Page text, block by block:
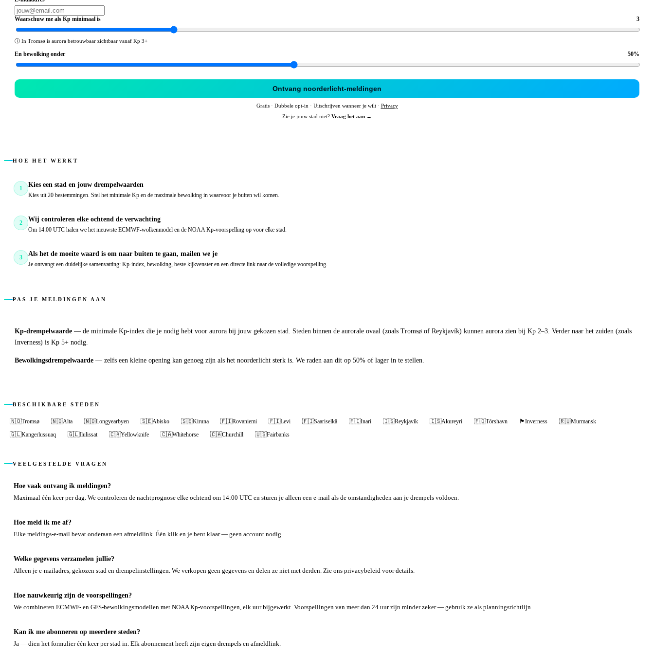
Waarschuw me als Kp minimaal is 3
ⓘ In Tromsø is aurora betrouwbaar zichtbaar vanaf Kp 3+
En bewolking onder 50%
Ontvang noorderlicht-meldingen
Gratis · Dubbele opt-in · Uitschrijven wanneer je wilt · Privacy
Zie je jouw stad niet? Vraag het aan →
HOE HET WERKT
1 Kies een stad en jouw drempelwaarden
Kies uit 20 bestemmingen. Stel het minimale Kp en de maximale bewolking in waarvoor je buiten wil komen.
2 Wij controleren elke ochtend de verwachting
Om 14:00 UTC halen we het nieuwste ECMWF-wolkenmodel en de NOAA Kp-voorspelling op voor elke stad.
3 Als het de moeite waard is om naar buiten te gaan, mailen we je
Je ontvangt een duidelijke samenvatting: Kp-index, bewolking, beste kijkvenster en een directe link naar de volledige voorspelling.
PAS JE MELDINGEN AAN
Kp-drempelwaarde — de minimale Kp-index die je nodig hebt voor aurora bij jouw gekozen stad. Steden binnen de aurorale ovaal (zoals Tromsø of Reykjavík) kunnen aurora zien bij Kp 2–3. Verder naar het zuiden (zoals
Inverness) is Kp 5+ nodig.
Bewolkingsdrempelwaarde — zelfs een kleine opening kan genoeg zijn als het noorderlicht sterk is. We raden aan dit op 50% of lager in te stellen.
BESCHIKBARE STEDEN
🇳🇴Tromsø 🇳🇴Alta 🇳🇴Longyearbyen 🇸🇪Abisko 🇸🇪Kiruna 🇫🇮Rovaniemi 🇫🇮Levi 🇫🇮Saariselkä 🇫🇮Inari 🇮🇸Reykjavík 🇮🇸Akureyri 🇫🇴Tórshavn 🏴󠁧󠁢󠁳󠁣󠁴󠁿Inverness 🇷🇺Murmansk
🇬🇱Kangerlussuaq 🇬🇱Ilulissat 🇨🇦Yellowknife 🇨🇦Whitehorse 🇨🇦Churchill 🇺🇸Fairbanks
VEELGESTELDE VRAGEN
Hoe vaak ontvang ik meldingen?
Maximaal één keer per dag. We controleren de nachtprognose elke ochtend om 14:00 UTC en sturen je alleen een e-mail als de omstandigheden aan je drempels voldoen.
Hoe meld ik me af?
Elke meldings-e-mail bevat onderaan een afmeldlink. Één klik en je bent klaar — geen account nodig.
Welke gegevens verzamelen jullie?
Alleen je e-mailadres, gekozen stad en drempelinstellingen. We verkopen geen gegevens en delen ze niet met derden. Zie ons privacybeleid voor details.
Hoe nauwkeurig zijn de voorspellingen?
We combineren ECMWF- en GFS-bewolkingsmodellen met NOAA Kp-voorspellingen, elk uur bijgewerkt. Voorspellingen van meer dan 24 uur zijn minder zeker — gebruik ze als planningsrichtlijn.
Kan ik me abonneren op meerdere steden?
Ja — dien het formulier één keer per stad in. Elk abonnement heeft zijn eigen drempels en afmeldlink.